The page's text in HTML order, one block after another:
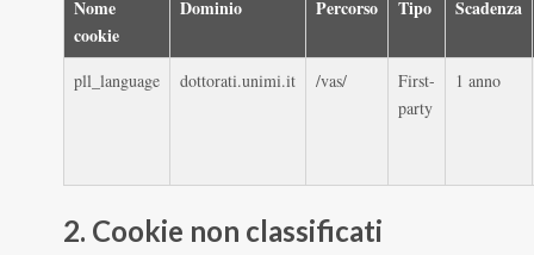
Nome
cookie
Dominio Percorso Tipo Scadenza
pll_language dottorati.unimi.it /vas/
First-
party
1 anno
2. Cookie non classificati